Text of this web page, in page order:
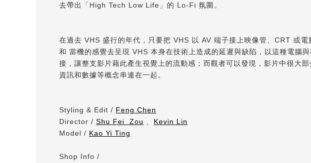
去帶出「High Tech Low Life」的 Lo-Fi 氛圍。
在過去 VHS 盛行的年代，只要把 VHS 以 AV 端子接上映像管、CRT 或
和 當機的感覺去呈現 VHS 本身在技術上造成的延遲與缺陷，以這種電腦
接，讓整支影片藉此產生視覺上的流動感；而觀者可以發現，影片中很大
資訊和數據等概念串連在一起。
Styling & Edit / Feng Chen
Director / Shu Fei Zou
Kevin Lin
Model / Kao Yi Ting
Shop Info /